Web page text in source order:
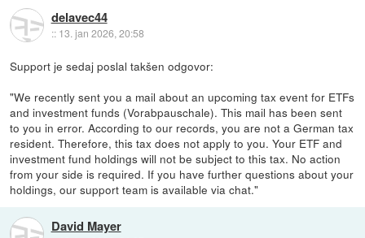
delavec44
:: 13. jan 2026, 20:58
Support je sedaj poslal takšen odgovor:
"We recently sent you a mail about an upcoming tax event for ETFs
and investment funds (Vorabpauschale). This mail has been sent
to you in error. According to our records, you are not a German tax
resident. Therefore, this tax does not apply to you. Your ETF and
investment fund holdings will not be subject to this tax. No action
from your side is required. If you have further questions about your
holdings, our support team is available via chat."
David Mayer